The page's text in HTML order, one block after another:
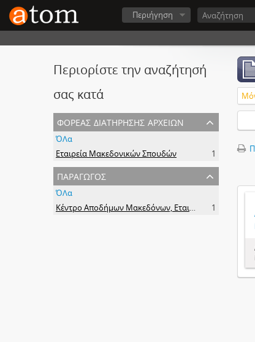
Περιήγηση
Περιορίστε την αναζήτησή
σας κατά
φορέας διατήρησης αρχείων
ΌΛα
Εταιρεία Μακεδονικών Σπουδών
1
παραγωγός
ΌΛα
Κέντρο Αποδήμων Μακεδόνων, Εταιρεία Μακεδονικών Σπουδών.
1